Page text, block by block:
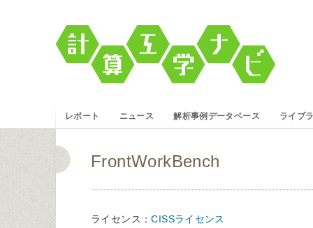
レポート ニュース 解析事例データベース ライブ
FrontWorkBench
ライセンス：CISSライセンス